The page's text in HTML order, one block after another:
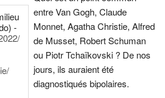
-
entre Van Gogh, Claude
Monnet, Agatha Christie, Alfred
de Musset, Robert Schuman
ou Piotr Tchaïkovski ? De nos
jours, ils auraient été
diagnostiqués bipolaires.